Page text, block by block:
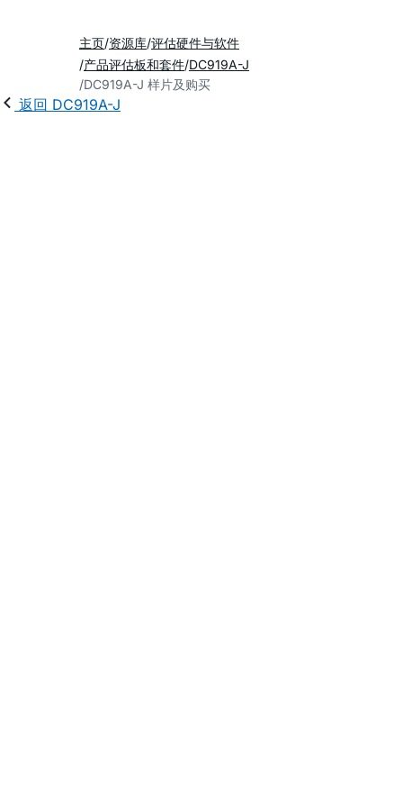
主页 资源库 评估硬件与软件
产品评估板和套件 DC919A-J
DC919A-J 样片及购买
返回 DC919A-J